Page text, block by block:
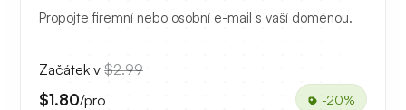
Propojte firemní nebo osobní e-mail s vaší doménou.
Začátek v $2.99
$1.80/pro -20%